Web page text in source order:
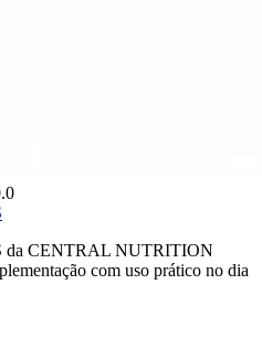
da CENTRAL NUTRITION
com uso prático no dia